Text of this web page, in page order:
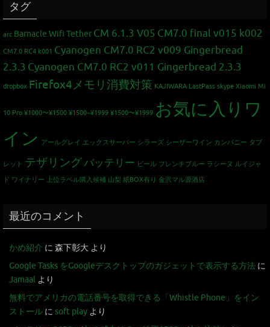
タグ
arc Barnacle Wifi Tether CM 6.1.3 V05 CM7.0 final v015 k002
CM7.0 RC4 k001 Cyanogen CM7.0 RC2 v009 Gingerbread
2.3.3 Cyanogen CM7.0 RC2 v011 Gingerbread 2.3.3
dropbox Firefox4メモリ消費対策 KAJIWARA LastPass skype Xiaomi Mi
10 Pro ¥1000〜¥1500 ¥1500~¥1999 ¥1500〜¥1999 お気に入りワ
イン アールグレイ エックスサーバー シラーズ シーザーワイン カンパニー タブ
レット テザリングバッテリー ビール フレンチブルー ラシーヌ ルイジャ
ド ワイナリー 上位ラベル購入候補 山梨 紙BOX有り 金沢マル源酒店
最近のコメント
かめ紹介 に 森下彰大 より
Google Tasks をGoogleデスクトップのガジェットで表示する方法 に
Jamaal より
無料でアメリカの電話番号を取得できる「Whistle Phone」をイン
ストール に soft play より